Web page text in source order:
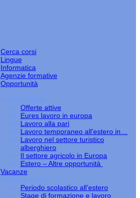
Cerca corsi
Lingue
Informatica
Agenzie formative
Opportunità
Lavoro estero
Offerte attive
Eures lavoro in europa
Lavoro alla pari
Lavoro temporaneo all’estero in…
Lavoro nel settore turistico
alberghiero
Il settore agricolo in Europa
Estero – Altre opportunità
Vacanze
Studiare estero
Periodo scolastico all’estero
Stage di formazione e lavoro